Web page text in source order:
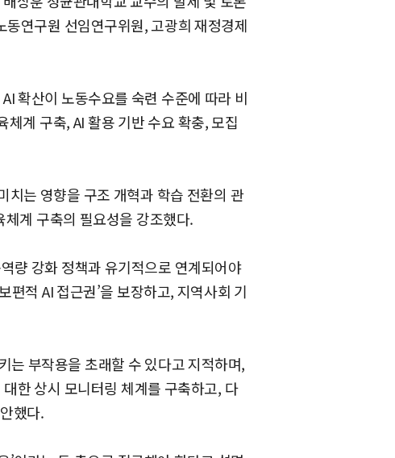
연구원 선임연구위원, 고광희 재정경제
확산이 노동수요를 숙련 수준에 따라 비
계 구축, AI 활용 기반 수요 확충, 모집
치는 영향을 구조 개혁과 학습 전환의 관
계 구축의 필요성을 강조했다.
량 강화 정책과 유기적으로 연계되어야
편적 AI 접근권’을 보장하고, 지역사회 기
는 부작용을 초래할 수 있다고 지적하며,
한 상시 모니터링 체계를 구축하고, 다
했다.